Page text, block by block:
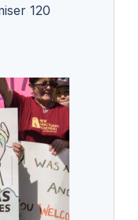
120